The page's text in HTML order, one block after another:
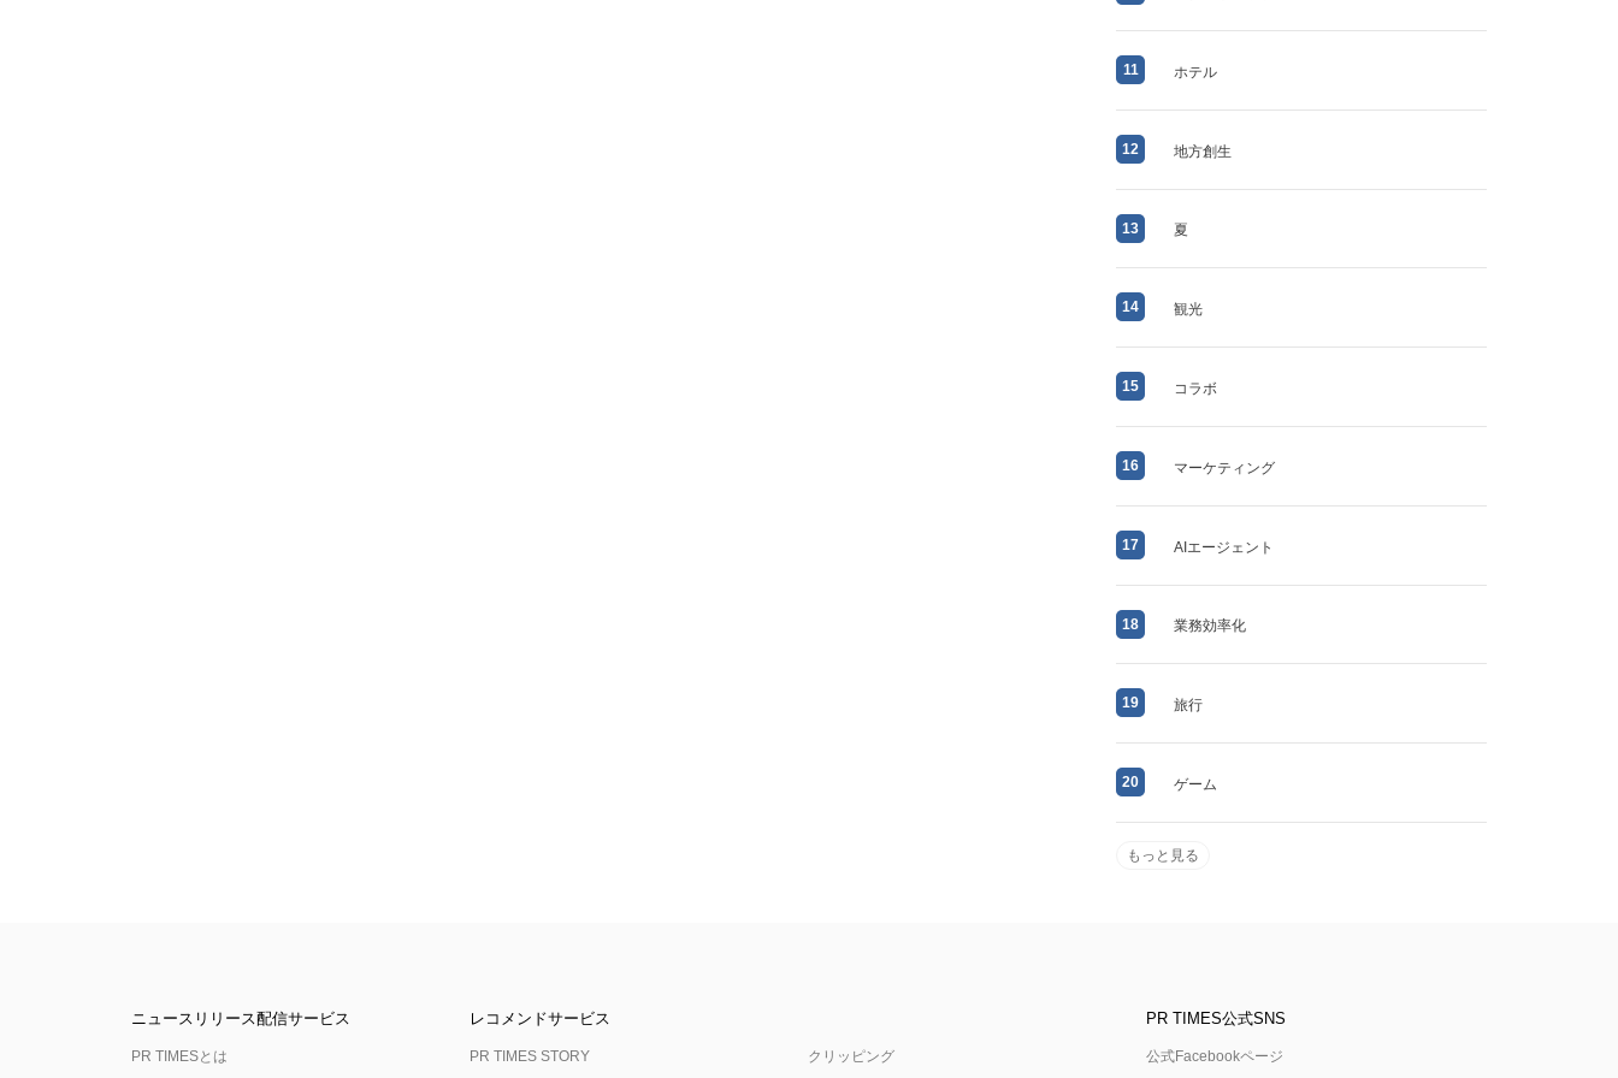
11 ホテル
12 地方創生
13 夏
14 観光
15 コラボ
16 マーケティング
17 AIエージェント
18 業務効率化
19 旅行
20 ゲーム
もっと見る
ニュースリリース配信サービス
PR TIMESとは
レコメンドサービス
PR TIMES STORY クリッピング
PR TIMES公式SNS
公式Facebookページ